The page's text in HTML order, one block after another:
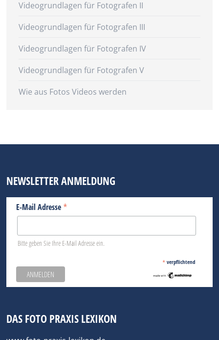
Videogrundlagen für Fotografen II
Videogrundlagen für Fotografen III
Videogrundlagen für Fotografen IV
Videogrundlagen für Fotografen V
Wie aus Fotos Videos werden
NEWSLETTER ANMELDUNG
E-Mail Adresse *
Bitte geben Sie Ihre E-Mail Adresse ein.
* verpflichtend
DAS FOTO PRAXIS LEXIKON